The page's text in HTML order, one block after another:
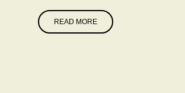
READ MORE